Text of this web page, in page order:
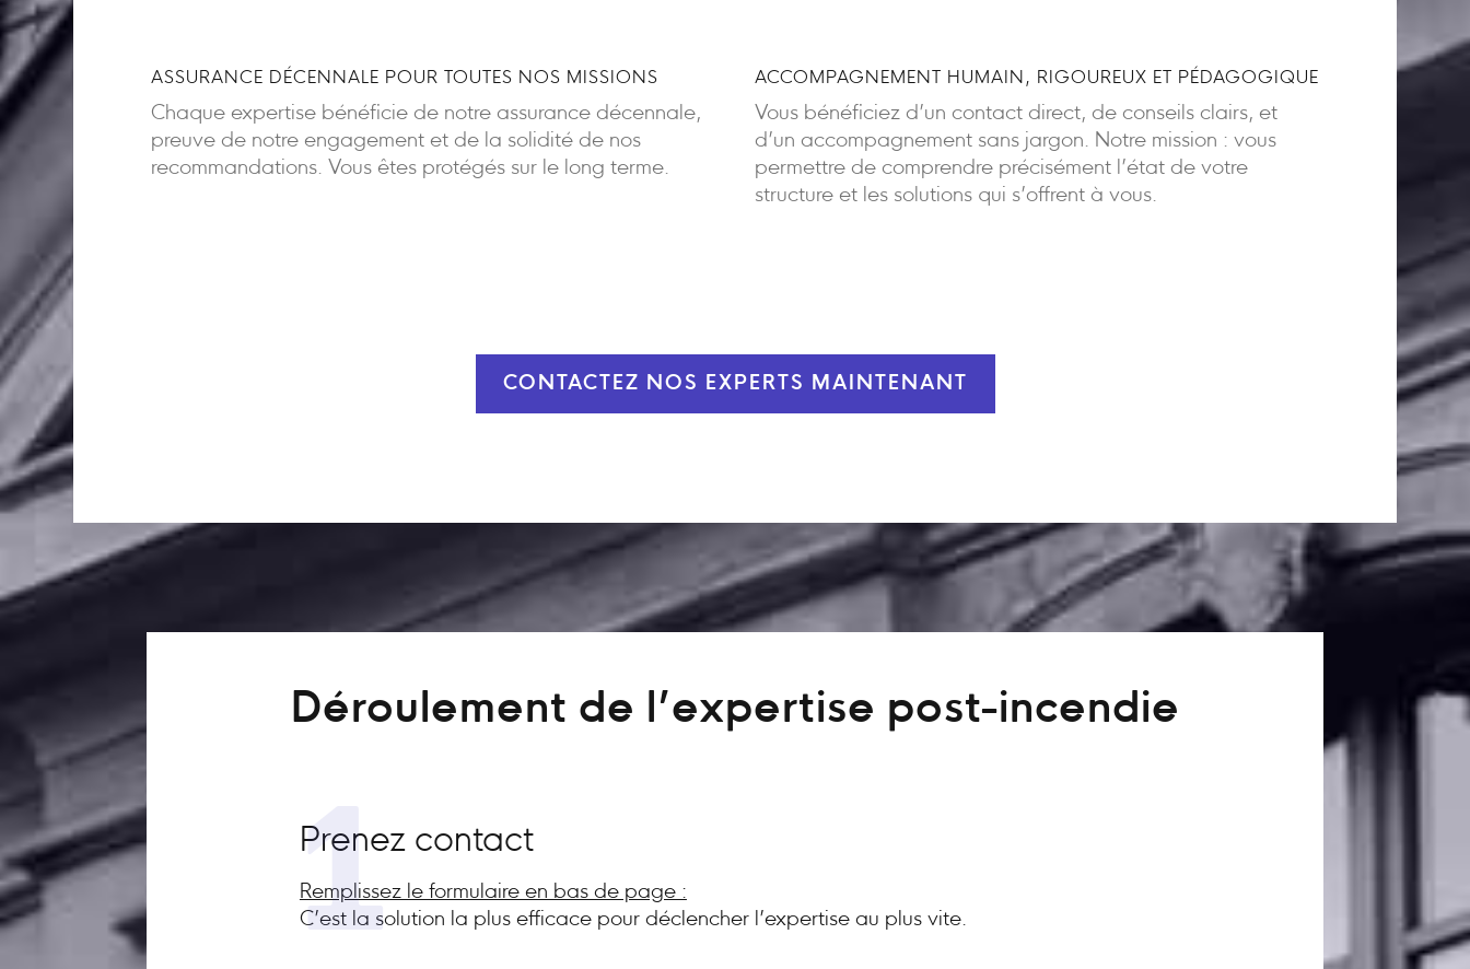
ASSURANCE DÉCENNALE POUR TOUTES NOS MISSIONS
Chaque expertise bénéficie de notre assurance décennale,
preuve de notre engagement et de la solidité de nos
recommandations. Vous êtes protégés sur le long terme.
ACCOMPAGNEMENT HUMAIN, RIGOUREUX ET PÉDAGOGIQUE
Vous bénéficiez d’un contact direct, de conseils clairs, et
d’un accompagnement sans jargon. Notre mission : vous
permettre de comprendre précisément l’état de votre
structure et les solutions qui s’offrent à vous.
CONTACTEZ NOS EXPERTS MAINTENANT
Déroulement de l’expertise post-incendie
1
Prenez contact
Remplissez le formulaire en bas de page :
C’est la solution la plus efficace pour déclencher l’expertise au plus vite.